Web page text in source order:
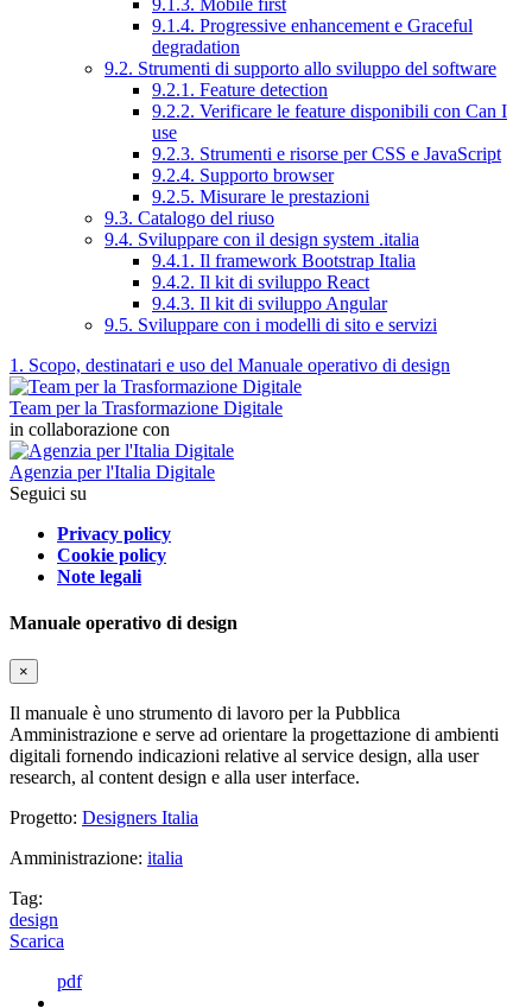
9.1.4. Progressive enhancement e Graceful
degradation
9.2. Strumenti di supporto allo sviluppo del software
9.2.1. Feature detection
9.2.2. Verificare le feature disponibili con Can I
use
9.2.3. Strumenti e risorse per CSS e JavaScript
9.2.4. Supporto browser
9.2.5. Misurare le prestazioni
9.3. Catalogo del riuso
9.4. Sviluppare con il design system .italia
9.4.1. Il framework Bootstrap Italia
9.4.2. Il kit di sviluppo React
9.4.3. Il kit di sviluppo Angular
9.5. Sviluppare con i modelli di sito e servizi
1. Scopo, destinatari e uso del Manuale operativo di design
Team per la Trasformazione Digitale
in collaborazione con
Agenzia per l'Italia Digitale
Seguici su
Privacy policy
Cookie policy
Note legali
Manuale operativo di design
×
Il manuale è uno strumento di lavoro per la Pubblica
Amministrazione e serve ad orientare la progettazione di ambienti
digitali fornendo indicazioni relative al service design, alla user
research, al content design e alla user interface.
Progetto: Designers Italia
Amministrazione: italia
Tag:
design
Scarica
pdf